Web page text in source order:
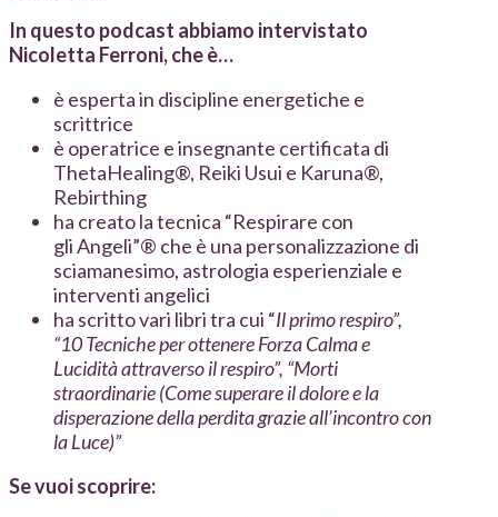
In questo podcast abbiamo intervistato
Nicoletta Ferroni, che è…
è esperta in discipline energetiche e
scrittrice
è operatrice e insegnante certificata di
ThetaHealing®, Reiki Usui e Karuna®,
Rebirthing
ha creato la tecnica “Respirare con
gli Angeli”® che è una personalizzazione di
sciamanesimo, astrologia esperienziale e
interventi angelici
ha scritto vari libri tra cui “Il primo respiro”,
“10 Tecniche per ottenere Forza Calma e
Lucidità attraverso il respiro”, “Morti
straordinarie (Come superare il dolore e la
disperazione della perdita grazie all’incontro con
la Luce)”
Se vuoi scoprire: